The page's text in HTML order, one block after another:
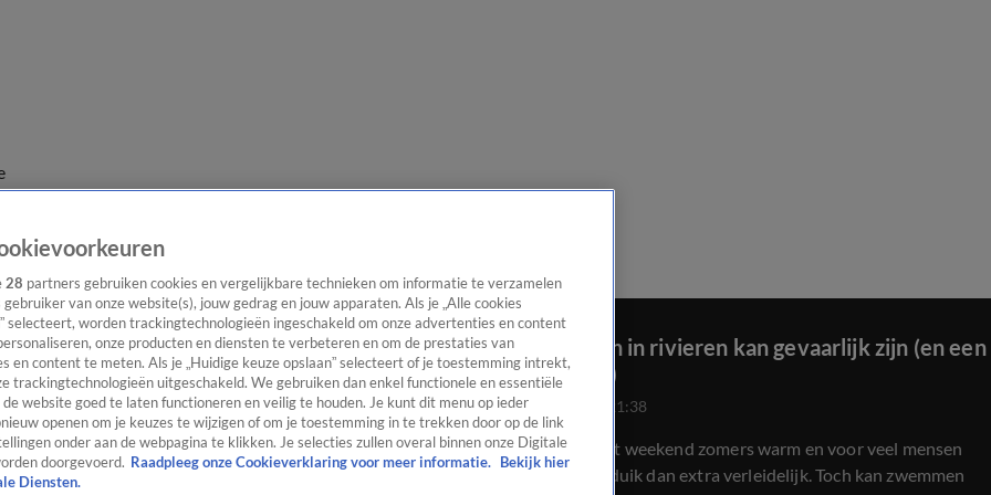
Zwemmen in rivieren kan gevaarlijk zijn (en een
dure grap)
12 juli 2025, 21:38
Het wordt dit weekend zomers warm en voor veel mensen
is een frisse duik dan extra verleidelijk. Toch kan zwemmen
28 partners gebruiken cookies en vergelijkbare technieken om informatie te verzamelen
gebruiker van onze website(s), jouw gedrag en jouw apparaten. Als je „Alle cookies
selecteert, worden trackingtechnologieën ingeschakeld om onze advertenties en content
onze producten en diensten te verbeteren en om de prestaties van
en content te meten. Als je „Huidige keuze opslaan” selecteert of je toestemming intrekt,
trackingtechnologieën uitgeschakeld. We gebruiken dan enkel functionele en essentiële
de website goed te laten functioneren en veilig te houden. Je kunt dit menu op ieder
openen om je keuzes te wijzigen of om je toestemming in te trekken door op de link
onder aan de webpagina te klikken. Je selecties zullen overal binnen onze Digitale
doorgevoerd. Raadpleeg onze Cookieverklaring voor meer informatie. Bekijk hier
Diensten.